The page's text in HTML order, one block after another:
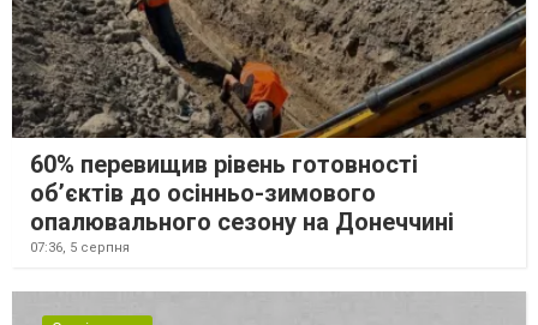
60% перевищив рівень готовності
об’єктів до осінньо-зимового
опалювального сезону на Донеччині
07:36, 5 серпня